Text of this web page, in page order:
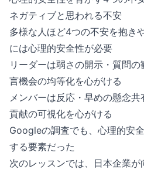
ネガティブと思われる不安
多様な人ほど4つの不安を抱き
には心理的安全性が必要
リーダーは弱さの開示・質問
言機会の均等化を心がける
メンバーは反応・早めの懸念
貢献の可視化を心がける
Googleの調査でも、心理的安
する要素だった
次のレッスンでは、日本企業